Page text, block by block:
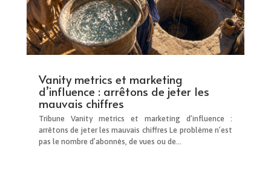
Vanity metrics et marketing
d’influence : arrêtons de jeter les
mauvais chiffres
Tribune Vanity metrics et marketing d’influence :
arrêtons de jeter les mauvais chiffres Le problème n’est
pas le nombre d’abonnés, de vues ou de...